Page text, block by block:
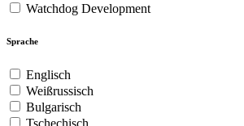
Watchdog Development
Sprache
Englisch
Weißrussisch
Bulgarisch
Tschechisch